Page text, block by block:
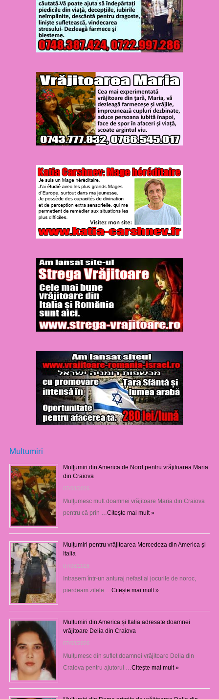
Multumiri
Mulţumiri din America de Nord pentru vrăjitoarea Maria
din Craiova
07/08/2026
Mulţumesc mult doamnei vrăjitoare Maria din Craiova
pentru că prin … Citește mai mult »
Mulțumiri pentru vrăjitoarea Mercedeza din America și
Italia
07/08/2026
Intrasem într-un anturaj nefast al jocurile de noroc,
pierdeam zilele … Citește mai mult »
Mulțumiri din America și Italia adresate doamnei
vrăjitoare Delia din Craiova
07/08/2026
Mulţumesc din suflet doamnei vrăjitoare Delia din
Craiova pentru ajutorul … Citește mai mult »